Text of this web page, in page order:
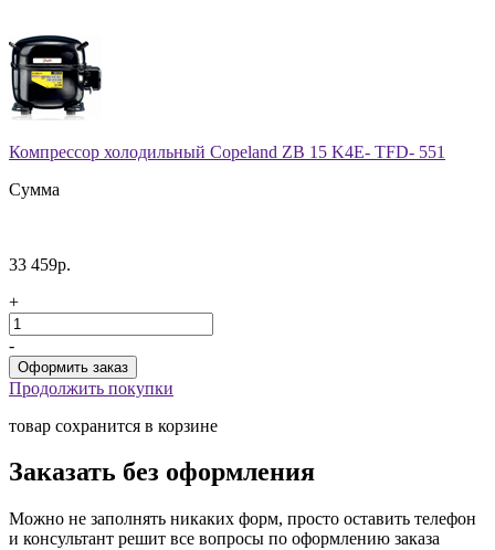
Компрессор холодильный Copeland ZB 15 K4E- TFD- 551
Сумма
33 459р.
+
-
Продолжить покупки
товар сохранится в корзине
Заказать без оформления
Можно не заполнять никаких форм, просто оставить телефон
и консультант решит все вопросы по оформлению заказа